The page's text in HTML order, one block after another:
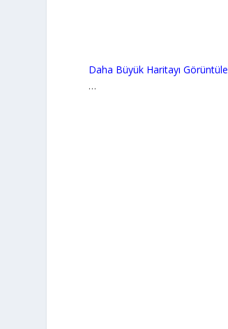
Daha Büyük Haritayı Görüntüle
…